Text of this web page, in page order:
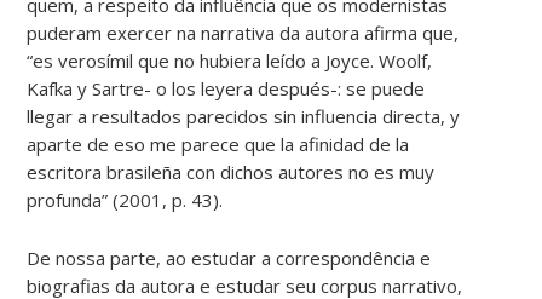
puderam exercer na narrativa da autora afirma que,
“es verosímil que no hubiera leído a Joyce. Woolf,
Kafka y Sartre- o los leyera después-: se puede
llegar a resultados parecidos sin influencia directa, y
aparte de eso me parece que la afinidad de la
escritora brasileña con dichos autores no es muy
profunda” (2001, p. 43).
De nossa parte, ao estudar a correspondência e
biografias da autora e estudar seu corpus narrativo,